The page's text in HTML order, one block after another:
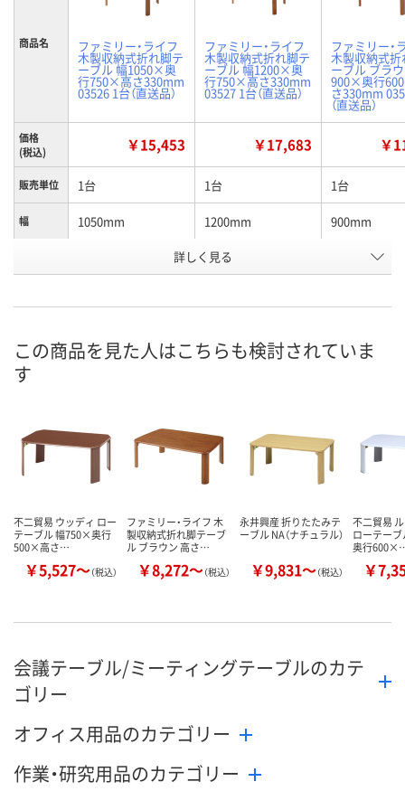
商品名 ファミリー・ライフ
木製収納式折れ脚テ
ーブル 幅1050×奥
行750×高さ330mm
03526 1台（直送品）
ファミリー・ライフ
木製収納式折れ脚テ
ーブル 幅1200×奥
行750×高さ330mm
03527 1台（直送品）
ファミリー・
木製収納式折
ーブル ブラ
900×奥行
さ330mm
（直送品）
価格
(税込)
￥15,453 ￥17,683 ￥
販売単位 1台 1台 1台
幅 1050mm 1200mm 900mm
J904450 J904448
8月21日（金）まで
詳しく見る
この商品を見た人はこちらも検討されていま
す
不二貿易 ウッディ ロー
テーブル 幅750×奥行
500×高さ…
￥5,527～（税込）
ファミリー・ライフ 木
製収納式折れ脚テーブ
ル ブラウン 高さ…
￥8,272～（税込）
永井興産 折りたたみテ
ーブル NA（ナチュラル）
￥9,831～（税込）
不二貿易
ローテー
奥行
￥
会議テーブル/ミーティングテーブルのカテ
ゴリー
オフィス用品のカテゴリー
作業・研究用品のカテゴリー